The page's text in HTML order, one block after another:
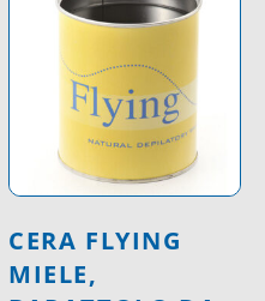
CERA FLYING
MIELE,